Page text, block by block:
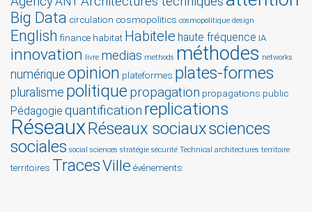
Big Data circulation cosmopolitics cosmopolitique design
English finance habitat Habitele haute fréquence IA
innovation livre medias methods méthodes networks
numérique opinion plateformes plates-formes
pluralisme politique propagation propagations public
Pédagogie quantification replications
RéseauxRéseaux sociauxsciences
sociales social sciences stratégie sécurité Technical architectures territoire
territoires TracesVille événements